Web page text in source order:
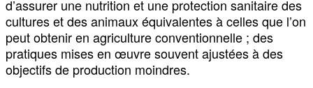
d’assurer une nutrition et une protection sanitaire des
cultures et des animaux équivalentes à celles que l’on
peut obtenir en agriculture conventionnelle ; des
pratiques mises en œuvre souvent ajustées à des
objectifs de production moindres.